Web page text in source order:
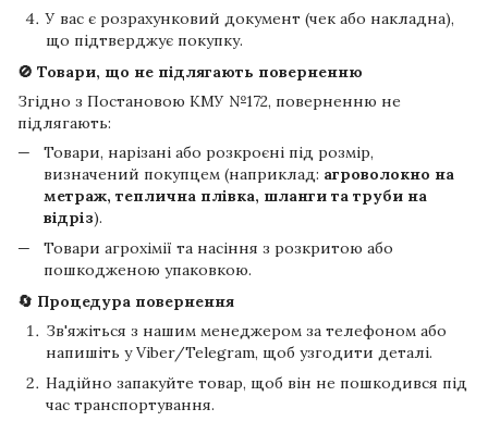
У вас є розрахунковий документ (чек або накладна),
що підтверджує покупку.
🚫 Товари, що не підлягають поверненню
Згідно з Постановою КМУ №172, поверненню не
підлягають:
Товари, нарізані або розкроєні під розмір,
визначений покупцем (наприклад: агроволокно на
метраж, теплична плівка, шланги та труби на
відріз).
Товари агрохімії та насіння з розкритою або
пошкодженою упаковкою.
🔄 Процедура повернення
Зв'яжіться з нашим менеджером за телефоном або
напишіть у Viber/Telegram, щоб узгодити деталі.
Надійно запакуйте товар, щоб він не пошкодився під
час транспортування.